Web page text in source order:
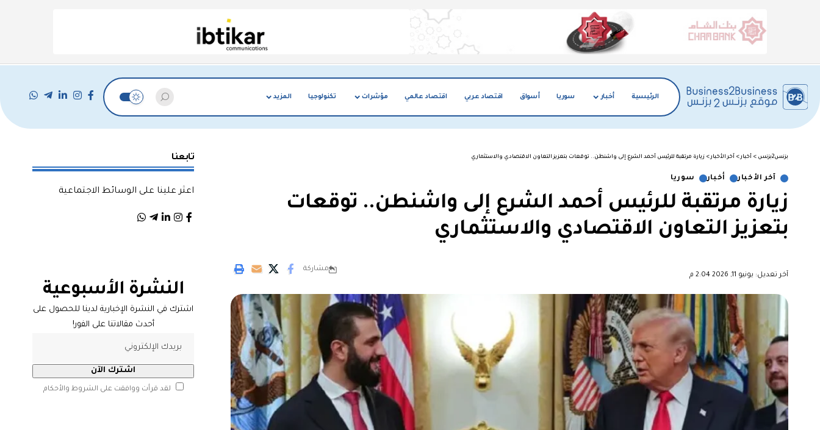
الرئيسية أخبار سوريا أسواق اقتصاد عربي اقتصاد عالمي مؤشرات تكنولوجيا المزيد
بزنس2بزنس > أخبار > آخر الأخبار > زيارة مرتقبة للرئيس أحمد الشرع إلى واشنطن.. توقعات بتعزيز التعاون الاقتصادي والاستثماري
آخر الأخبار أخبار سوريا
زيارة مرتقبة للرئيس أحمد الشرع إلى واشنطن.. توقعات
بتعزيز التعاون الاقتصادي والاستثماري
آخر تعديل: يونيو 11, 2026 2:04 م
مشاركة
تابعنا
اعثر علينا على الوسائط الاجتماعية
النشرة الأسبوعية
اشترك في النشرة الإخبارية لدينا للحصول على
أحدث مقالاتنا على الفور!
لقد قرأت ووافقت على الشروط والأحكام